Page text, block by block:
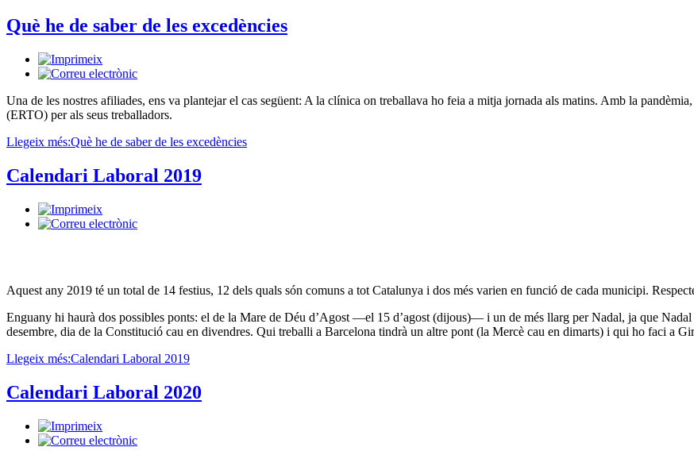
Què he de saber de les excedències
Una de les nostres afiliades, ens va plantejar el cas següent: A la clínica on treballava ho feia a mitja jornada als matins. Amb la
(ERTO) per als seus treballadors.
Llegeix més:Què he de saber de les excedències
Calendari Laboral 2019
Aquest any 2019 té un total de 14 festius, 12 dels quals són comuns a tot Catalunya i dos més varien en funció de cada municipi.
Enguany hi haurà dos possibles ponts: el de la Mare de Déu d’Agost —el 15 d’agost (dijous)— i un de més llarg per Nadal, ja que
desembre, dia de la Constitució cau en divendres. Qui treballi a Barcelona tindrà un altre pont (la Mercè cau en dimarts) i qui ho faci a
Llegeix més:Calendari Laboral 2019
Calendari Laboral 2020